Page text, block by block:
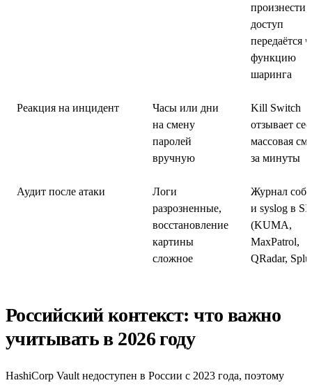
произнести,
доступ
передаётся
функцию
шаринга
Реакция на инцидент
Часы или дни
на смену
паролей
вручную
Kill Switch
отзывает
массовая
за минуты
Аудит после атаки
Логи
разрозненные,
восстановление
картины
сложное
Журнал
и syslog в
(KUMA,
MaxPatrol,
QRadar,
Российский контекст: что важно
учитывать в 2026 году
HashiCorp Vault недоступен в России с 2023 года, поэтому